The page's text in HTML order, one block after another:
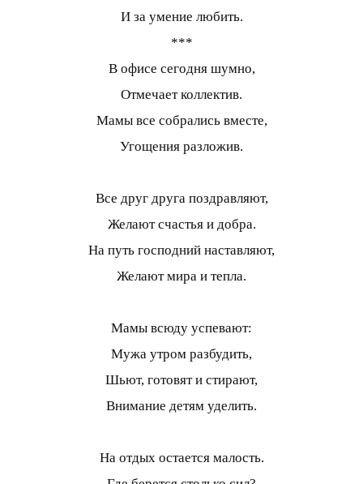
И за умение любить.
***
В офисе сегодня шумно,
Отмечает коллектив.
Мамы все собрались вместе,
Угощения разложив.
Все друг друга поздравляют,
Желают счастья и добра.
На путь господний наставляют,
Желают мира и тепла.
Мамы всюду успевают:
Мужа утром разбудить,
Шьют, готовят и стирают,
Внимание детям уделить.
На отдых остается малость.